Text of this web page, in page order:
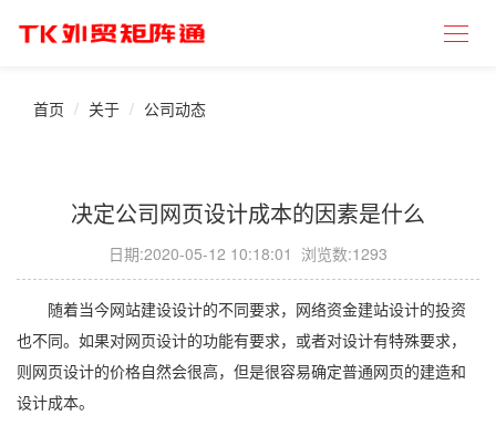
首页 关于 公司动态
决定公司网页设计成本的因素是什么
日期:2020-05-12 10:18:01 浏览数:1293
随着当今网站建设设计的不同要求，网络资金建站设计的投资
也不同。如果对网页设计的功能有要求，或者对设计有特殊要求，
则网页设计的价格自然会很高，但是很容易确定普通网页的建造和
设计成本。